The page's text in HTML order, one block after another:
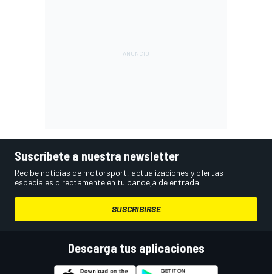
Suscríbete a nuestra newsletter
Recibe noticias de motorsport, actualizaciones y ofertas
especiales directamente en tu bandeja de entrada.
SUSCRIBIRSE
Descarga tus aplicaciones